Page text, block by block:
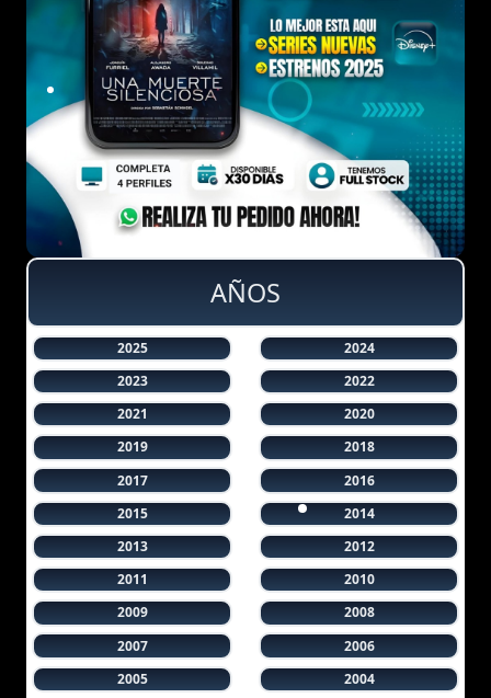
AÑOS
2025
2024
2023
2022
2021
2020
2019
2018
2017
2016
2015
2014
2013
2012
2011
2010
2009
2008
2007
2006
2005
2004